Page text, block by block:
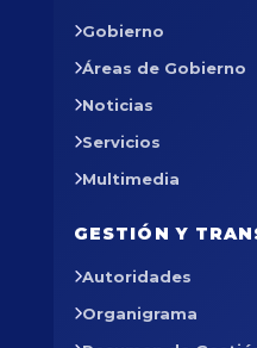
Gobierno
Áreas de Gobierno
Noticias
Servicios
Multimedia
GESTIÓN Y
Autoridades
Organigrama